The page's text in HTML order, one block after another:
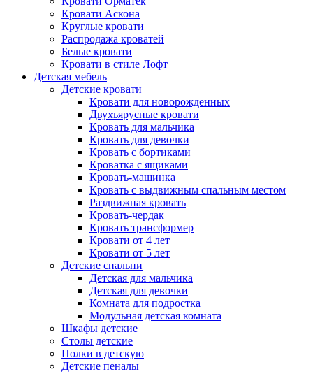
Кровати Аскона
Круглые кровати
Распродажа кроватей
Белые кровати
Кровати в стиле Лофт
Детская мебель
Детские кровати
Кровати для новорожденных
Двухъярусные кровати
Кровать для мальчика
Кровать для девочки
Кровать с бортиками
Кроватка с ящиками
Кровать-машинка
Кровать с выдвижным спальным местом
Раздвижная кровать
Кровать-чердак
Кровать трансформер
Кровати от 4 лет
Кровати от 5 лет
Детские спальни
Детская для мальчика
Детская для девочки
Комната для подростка
Модульная детская комната
Шкафы детские
Столы детские
Полки в детскую
Детские пеналы